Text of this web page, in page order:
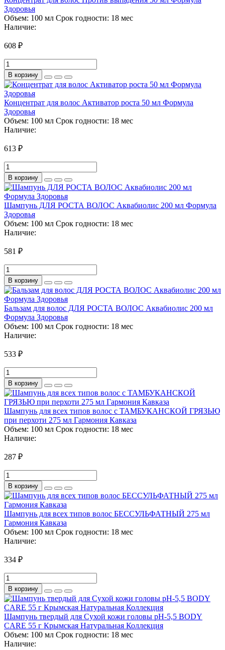
Здоровья
Объем: 100 мл Срок годности: 18 мес
Наличие:
608 ₽
В корзину
Концентрат для волос Активатор роста 50 мл Формула
Здоровья
Объем: 100 мл Срок годности: 18 мес
Наличие:
613 ₽
В корзину
Шампунь ДЛЯ РОСТА ВОЛОС Аквабиолис 200 мл Формула
Здоровья
Объем: 100 мл Срок годности: 18 мес
Наличие:
581 ₽
В корзину
Бальзам для волос ДЛЯ РОСТА ВОЛОС Аквабиолис 200 мл
Формула Здоровья
Объем: 100 мл Срок годности: 18 мес
Наличие:
533 ₽
В корзину
Шампунь для всех типов волос с ТАМБУКАНСКОЙ ГРЯЗЬЮ
при перхоти 275 мл Гармония Кавказа
Объем: 100 мл Срок годности: 18 мес
Наличие:
287 ₽
В корзину
Шампунь для всех типов волос БЕССУЛЬФАТНЫЙ 275 мл
Гармония Кавказа
Объем: 100 мл Срок годности: 18 мес
Наличие:
334 ₽
В корзину
Шампунь твердый для Сухой кожи головы pH-5,5 BODY
CARE 55 г Крымская Натуральная Коллекция
Объем: 100 мл Срок годности: 18 мес
Наличие: